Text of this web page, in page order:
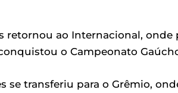
retornou ao Internacional, onde
o Campeonato Gaúcho
se transferiu para o Grêmio,